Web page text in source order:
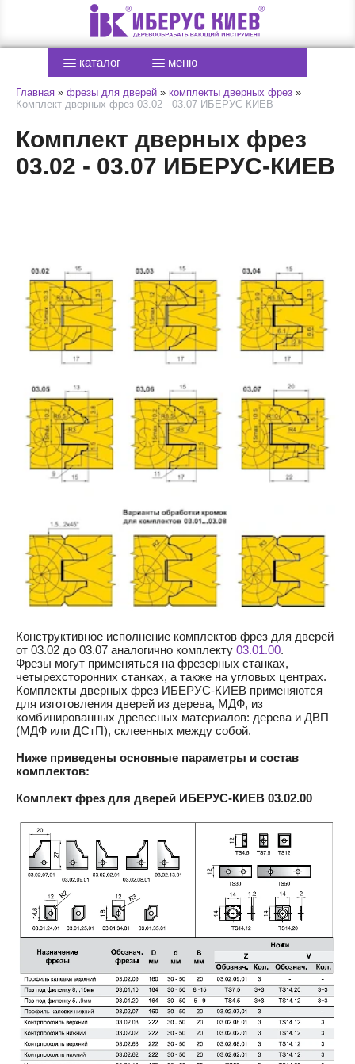
каталог меню
Главная » фрезы для дверей » комплекты дверных фрез »
Комплект дверных фрез 03.02 - 03.07 ИБЕРУС-КИЕВ
Комплект дверных фрез
03.02 - 03.07 ИБЕРУС-КИЕВ
Конструктивное исполнение комплектов фрез для дверей
от 03.02 до 03.07 аналогично комплекту 03.01.00.
Фрезы могут применяться на фрезерных станках,
четырехсторонних станках, а также на угловых центрах.
Комплекты дверных фрез ИБЕРУС-КИЕВ применяются
для изготовления дверей из дерева, МДФ, из
комбинированных древесных материалов: дерева и ДВП
(МДФ или ДСтП), склеенных между собой.
Ниже приведены основные параметры и состав
комплектов:
Комплект фрез для дверей ИБЕРУС-КИЕВ 03.02.00